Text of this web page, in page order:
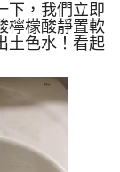
下，我們立即
檸檬酸靜置軟
土色水！看起
，出水變乾
定期「大掃
不同的水質
鐵鏽）： 管
地下水源。
白（生物